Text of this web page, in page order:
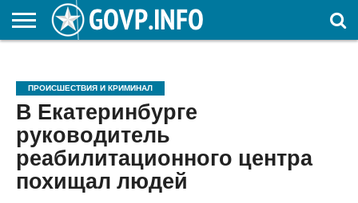
ОБРАЗОВАНИЕ
ПРОИСШЕСТВИЯ И КРИМИНАЛ
В Екатеринбурге
руководитель
реабилитационного центра
похищал людей